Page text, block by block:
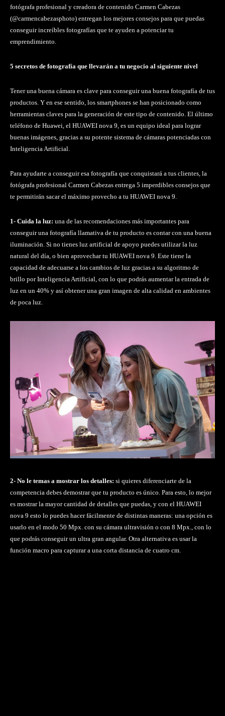
fotógrafa profesional y creadora de contenido Carmen Cabezas
(@carmencabezasphoto) entregan los mejores consejos para que puedas
conseguir increíbles fotografías que te ayuden a potenciar tu
emprendimiento.
5 secretos de fotografía que llevarán a tu negocio al siguiente nivel
Tener una buena cámara es clave para conseguir una buena fotografía de tus
productos. Y en ese sentido, los smartphones se han posicionado como
herramientas claves para la generación de este tipo de contenido. El último
teléfono de Huawei, el HUAWEI nova 9, es un equipo ideal para lograr
buenas imágenes, gracias a su potente sistema de cámaras potenciadas con
Inteligencia Artificial.
Para ayudarte a conseguir esa fotografía que conquistará a tus clientes, la
fotógrafa profesional Carmen Cabezas entrega 5 imperdibles consejos que
te permitirán sacar el máximo provecho a tu HUAWEI nova 9.
1- Cuida la luz: una de las recomendaciones más importantes para
conseguir una fotografía llamativa de tu producto es contar con una buena
iluminación. Si no tienes luz artificial de apoyo puedes utilizar la luz
natural del día, o bien aprovechar tu HUAWEI nova 9. Este tiene la
capacidad de adecuarse a los cambios de luz gracias a su algoritmo de
brillo por Inteligencia Artificial, con lo que podrás aumentar la entrada de
luz en un 40% y así obtener una gran imagen de alta calidad en ambientes
de poca luz.
2- No le temas a mostrar los detalles: si quieres diferenciarte de la
competencia debes demostrar que tu producto es único. Para esto, lo mejor
es mostrar la mayor cantidad de detalles que puedas, y con el HUAWEI
nova 9 esto lo puedes hacer fácilmente de distintas maneras: una opción es
usarlo en el modo 50 Mpx. con su cámara ultravisión o con 8 Mpx., con lo
que podrás conseguir un ultra gran angular. Otra alternativa es usar la
función macro para capturar a una corta distancia de cuatro cm.